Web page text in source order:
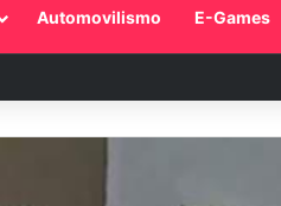
Automovilismo E-Games